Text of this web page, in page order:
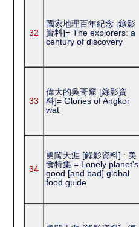
32
國家地理百年紀念 [錄影
資料]= The explorers: a
century of discovery
33
偉大的吳哥窟 [錄影資
料]= Glories of Angkor
wat
34
勇闖天涯 [錄影資料] : 美
食特集 = Lonely planet's
good [and bad] global
food guide